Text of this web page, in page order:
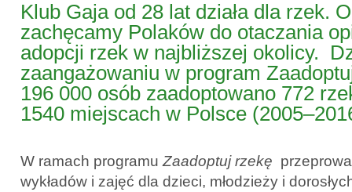
Klub Gaja od 28 lat działa dla rzek.
zachęcamy Polaków do otaczania
adopcji rzek w najbliższej okolicy.
zaangażowaniu w program
196 000 osób zaadoptowano 772
1540 miejscach w Polsce
W ramach programu Zaadoptuj rzekę
wykładów i zajęć dla dzieci, młodzieży i